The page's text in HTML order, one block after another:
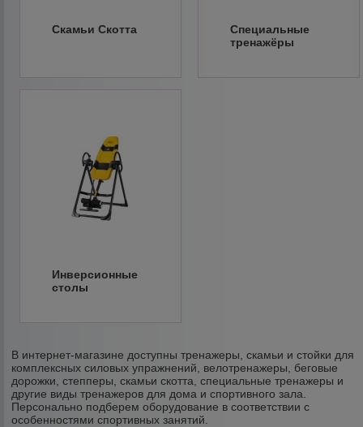
Скамьи Скотта
Специальные
тренажёры
Инверсионные
столы
В интернет-магазине доступны тренажеры, скамьи и стойки для
комплексных силовых упражнений, велотренажеры, беговые
дорожки, степперы, скамьи скотта, специальные тренажеры и
другие виды тренажеров для дома и спортивного зала.
Персонально подберем оборудование в соответствии с
особенностями спортивных занятий.